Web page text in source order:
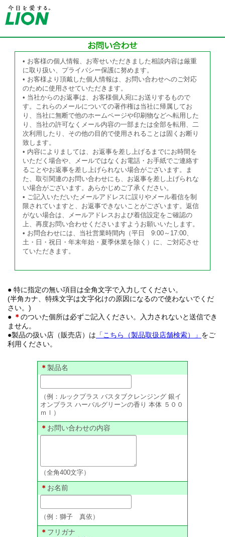
• お客様の個人情報、お寄せいただきました相談内容は厳重
に取り扱い、プライバシー保護に努めます。
• お客様より頂戴した個人情報は、お問い合わせへのご対応
のために使用させていただきます。
• 当社からのお返事は、お客様個人宛にお送りするもので
す。これらのメールについての著作権は当社に帰属してお
り、当社に無断で他のホームページや印刷物などへ転用した
り、当社の許可なくメール内容の一部または全部を転用、二
次利用したり、その他の目的で使用されることは固くお断り
致します。
• 内容によりましては、お返事を差し上げるまでにお時間を
いただく場合や、メールではなくお電話・お手紙でご連絡す
ることやお返事を差し上げられない場合がございます。ま
た、取引関連のお問い合わせにも、お返事を差し上げられな
い場合がございます。あらかじめご了承ください。
• ご記入いただいたメールアドレスに誤りやメール着信を制
限されていますと、お返事できないことがございます。返信
がない場合は、メールアドレスおよび着信設定をご確認の
上、再度お問い合わせくださいますようお願いいたします。
• お問合わせには、当社営業時間内（平日 9:00～17:00、
土・日・祝日・年末年始・夏季休業を除く）に、ご対応させ
ていただきます。
● 特に指定の無い項目は全角文字で入力してください。
(半角カナ、特殊文字は文字化けの原因になるので使わないでくだ
さい。)
● ＊のついた個所は必ずご記入ください。入力されないと送信でき
ません。
●製品の扱い店（販売店）は 「こちら（製品取扱店舗検索）」 をご
利用ください。
＊ 製品名
（例：ルックプラス バスタブクレンジング 銀イ
オンプラス ハーバルグリーンの香り 本体 ５００
ｍｌ）
＊ お問い合わせの内容
（全角400文字）
＊ お名前
（例：獅子 真依）
＊ フリガナ